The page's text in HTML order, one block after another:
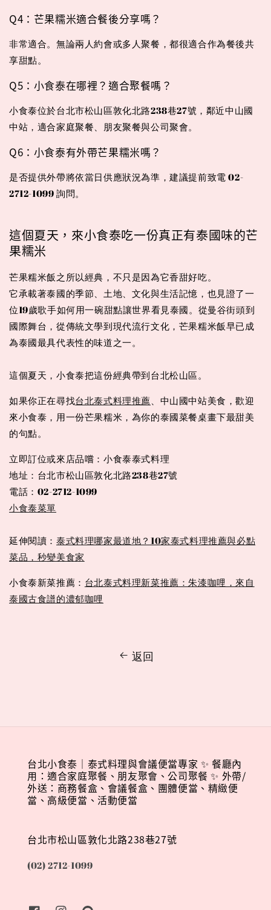
Q4：芒果糯米適合餐後分享嗎？
非常適合。無論兩人約會或多人聚餐，都很適合作為餐後共
享甜點。
Q5：小食泰在哪裡？適合聚餐嗎？
小食泰位於台北市松山區敦化北路238巷27號，鄰近中山國
中站，適合家庭聚餐、朋友聚餐與公司聚會。
Q6：小食泰有外帶芒果糯米嗎？
是否提供外帶將依當日供應狀況為準，建議提前致電 02-
2712-1099 詢問。
這個夏天，來小食泰吃一份真正有泰國味的芒
果糯米
芒果糯米飯之所以經典，不只是因為它香甜好吃。
它承載著泰國的季節、土地、文化與生活記憶，也見證了一
位19歲歌手如何用一碗甜點讓世界看見泰國。從曼谷街頭到
國際舞台，從傳統文學到現代流行文化，芒果糯米飯早已成
為泰國最具代表性的味道之一。
這個夏天，小食泰把這份經典帶到台北松山區。
如果你正在尋找台北泰式料理推薦 、中山國中站美食，歡迎
來小食泰，用一份芒果糯米，為你的泰國菜餐桌畫下最甜美
的句點。
立即訂位或來店品嚐：小食泰泰式料理
地址：台北市松山區敦化北路238巷27號
電話：02-2712-1099
小食泰菜單
延伸閱讀： 泰式料理哪家最道地？10家泰式料理推薦與必點
菜品，秒變美食家
小食泰新菜推薦： 台北泰式料理新菜推薦：朱漆咖哩，來自
泰國古食譜的濃郁咖哩
返回
台北小食泰｜泰式料理與會議便當專家 ✨ 餐廳內
用：適合家庭聚餐、朋友聚會、公司聚餐 ✨ 外帶/
外送：商務餐盒、會議餐盒、團體便當、精緻便
當、高級便當、活動便當
台北市松山區敦化北路238巷27號
(02) 2712-1099